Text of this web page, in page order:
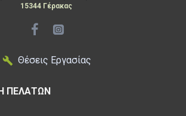
15344 Γέρακας
Θέσεις Εργασίας
ΠΕΛΑΤΩΝ